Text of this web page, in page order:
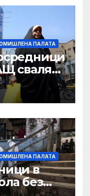
ПАЛАТА
свалят
мир
ПАЛАТА
в
без